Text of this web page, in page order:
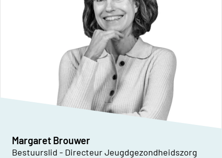
Margaret Brouwer
Bestuurslid - Directeur Jeugdgezondheidszorg